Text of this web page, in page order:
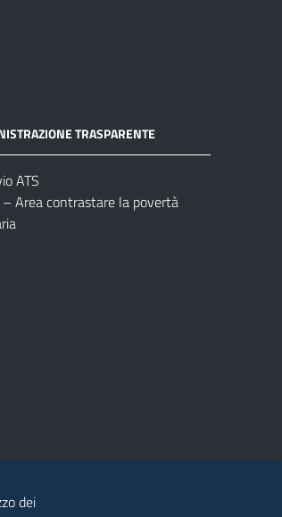
TRASPARENTE
ATS
– Area contrastare la povertà
dei